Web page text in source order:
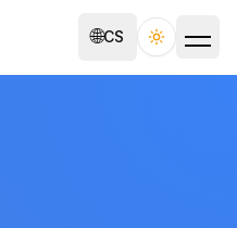
🌐CS Toggle